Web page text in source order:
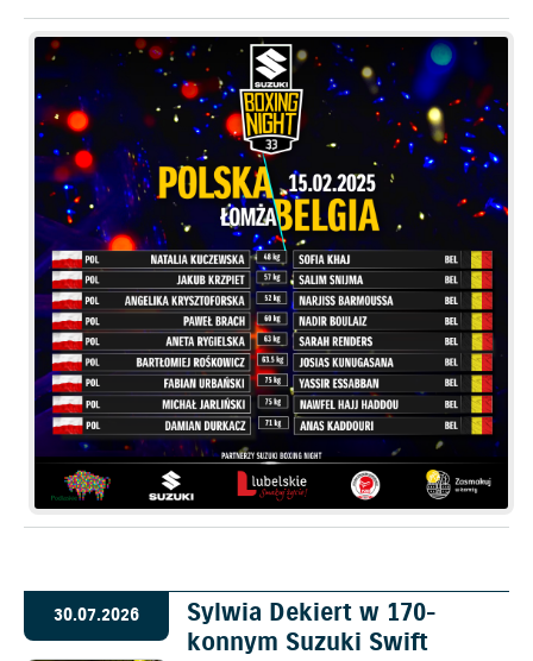
30.07.2026
Sylwia Dekiert w 170-
konnym Suzuki Swift